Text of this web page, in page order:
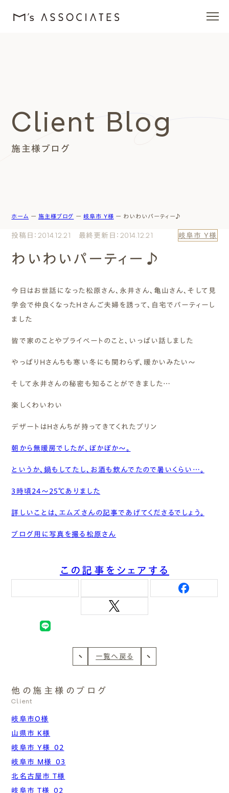
エムズを愛する人たち
施工事例
エムズのこと
0120-40-6613
モデルハウスを見る
施主様ブログ
Client Blog
ホーム ー 施主様ブログ ー 岐阜市 Y様 ー わいわいパーティー♪
投稿日：2014.12.21 最終更新日：2014.12.21 岐阜市 Y様
わいわいパーティー♪
今日はお世話になった松原さん、永井さん、亀山さん、そして見
学会で仲良くなったHさんご夫婦を誘って、自宅でパーティーし
ました
皆で家のことやプライベートのこと、いっぱい話しました
やっぱりHさんちも寒い冬にも関わらず、暖かいみたい～
そして永井さんの秘密も知ることができました…
楽しくわいわい
デザートはHさんちが持ってきてくれたプリン
朝から無暖房でしたが、ぽかぽか～。
というか、鍋もしてたし、お酒も飲んでたので暑いくらい…。
3時頃24～25℃ありました
詳しいことは、エムズさんの記事であげてくださるでしょう。
ブログ用に写真を撮る松原さん
この記事をシェアする
一覧へ戻る
他の施主様のブログ
Client
岐阜市O様
山県市 K様
岐阜市 Y様_02
岐阜市 M様_03
北名古屋市 T様
岐阜市 T様_02